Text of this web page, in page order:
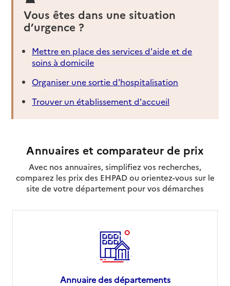
Vous êtes dans une situation
d’urgence ?
Mettre en place des services d'aide et de
soins à domicile
Organiser une sortie d'hospitalisation
Trouver un établissement d'accueil
Annuaires et comparateur de prix
Avec nos annuaires, simplifiez vos recherches,
comparez les prix des EHPAD ou orientez-vous sur le
site de votre département pour vos démarches
Annuaire des départements